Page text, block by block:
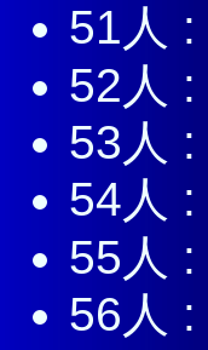
51人
52人
53人
54人
55人
56人